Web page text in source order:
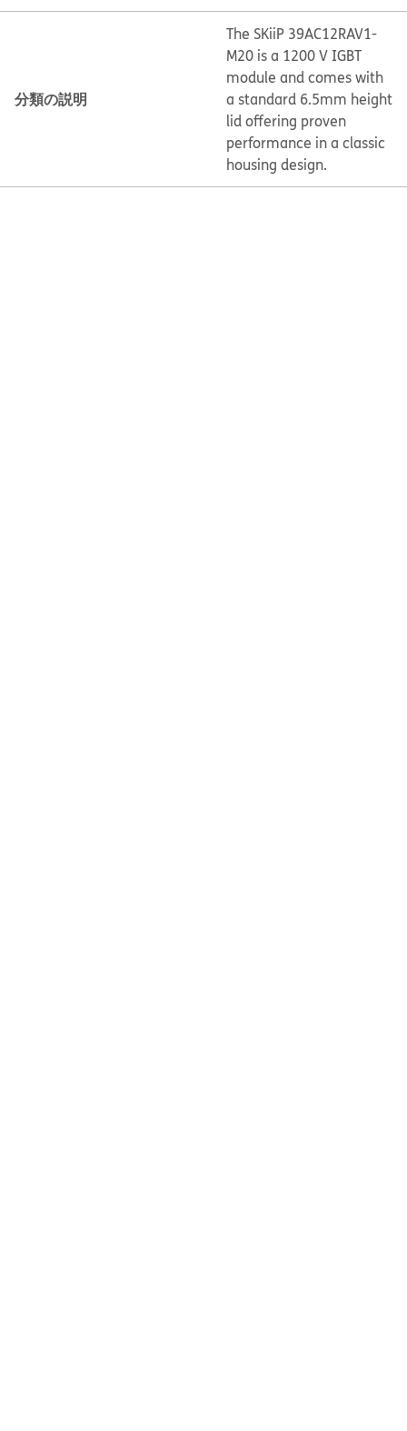
分類の説明
The SKiiP 39AC12RAV1-
M20 is a 1200 V IGBT
module and comes with
a standard 6.5mm height
lid offering proven
performance in a classic
housing design.